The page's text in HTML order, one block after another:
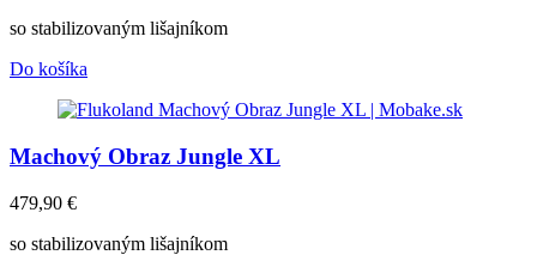
so stabilizovaným lišajníkom
Do košíka
Machový Obraz Jungle XL
479,90 €
so stabilizovaným lišajníkom